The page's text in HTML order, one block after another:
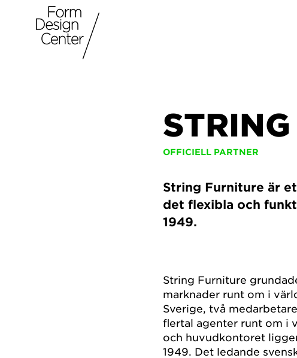
STRING
OFFICIELL PARTNER
String Furniture är
det flexibla och
1949.
String Furniture
marknader runt om i
Sverige, två
flertal agenter runt om i
och huvudkontoret
1949. Det ledande